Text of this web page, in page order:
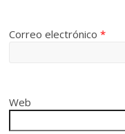
Correo electrónico*
Web